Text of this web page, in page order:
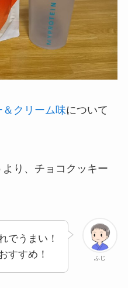
クリーム味について
り、チョコクッキー
ふじ
でうまい！
すすめ！